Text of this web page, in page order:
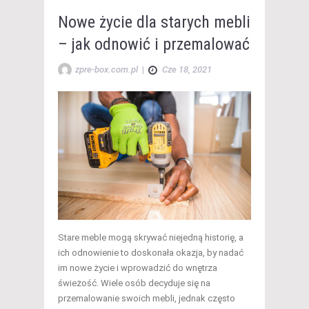
Nowe życie dla starych mebli
– jak odnowić i przemalować
zpre-box.com.pl | Cze 18, 2021
Stare meble mogą skrywać niejedną historię, a
ich odnowienie to doskonała okazja, by nadać
im nowe życie i wprowadzić do wnętrza
świeżość. Wiele osób decyduje się na
przemalowanie swoich mebli, jednak często